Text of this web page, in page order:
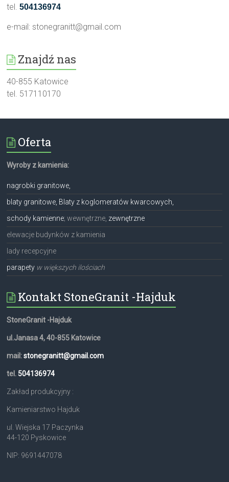
tel. 504136974
e-mail: stonegranitt@gmail.com
Znajdź nas
40-855 Katowice
tel. 517110170
Oferta
Wyroby z kamienia:
nagrobki granitowe,
blaty granitowe, Blaty z koglomeratów kwarcowych,
schody kamienne; wewnętrzne, zewnętrzne
elewacje budynków z kamienia
lady recepcyjne
parapety w większych ilościach
Kontakt StoneGranit -Hajduk
StoneGranit -Hajduk
ul.Janasa 4, 40-855 Katowice
mail:stonegranitt@gmail.com
tel. 504136974
Zakład produkcyjny :
Kamieniarstwo Hajduk
ul. Wiejska 17 Paczynka
44-120 Pyskowice
NIP: 9691447078